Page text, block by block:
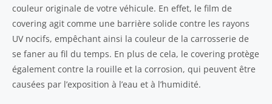
couleur originale de votre véhicule. En effet, le film de
covering agit comme une barrière solide contre les rayons
UV nocifs, empêchant ainsi la couleur de la carrosserie de
se faner au fil du temps. En plus de cela, le covering protège
également contre la rouille et la corrosion, qui peuvent être
causées par l’exposition à l’eau et à l’humidité.